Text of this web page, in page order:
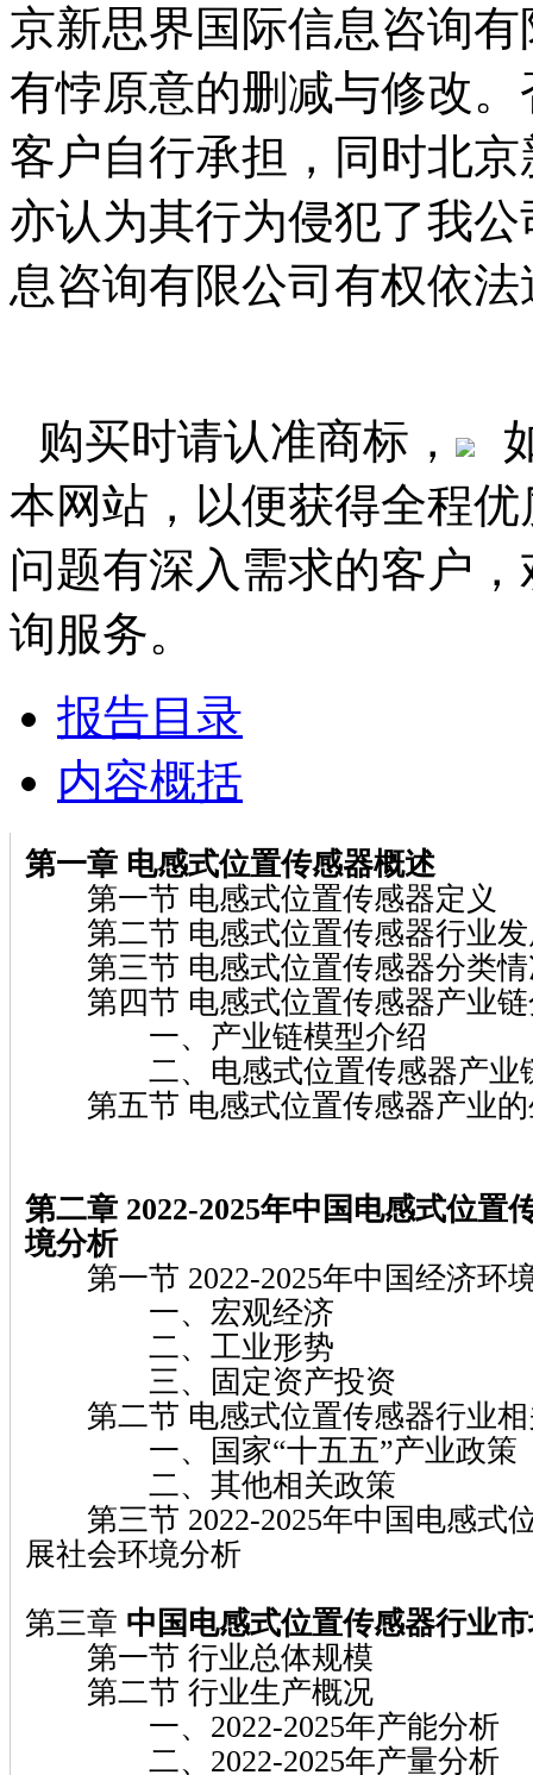
京新思界国际信息咨询
有悖原意的删减与修改
客户自行承担，同时北
亦认为其行为侵犯了我
息咨询有限公司有权依
购买时请认准商标，
本网站，以便获得全程
问题有深入需求的客户
询服务。
报告目录
内容概括
第一章 电感式位置传感器概述
第一节 电感式位置传感器定义
第二节 电感式位置传感器行业发
第三节 电感式位置传感器分类情
第四节 电感式位置传感器产业链
一、产业链模型介绍
二、电感式位置传感器产业
第五节 电感式位置传感器产业的
第二章 2022-2025年中国电感式位置
境分析
第一节 2022-2025年中国经济环
一、宏观经济
二、工业形势
三、固定资产投资
第二节 电感式位置传感器行业相
一、国家“十五五”产业政策
二、其他相关政策
第三节 2022-2025年中国电感式
展社会环境分析
第三章 中国电感式位置传感器行业
第一节 行业总体规模
第二节 行业生产概况
一、2022-2025年产能分析
二、2022-2025年产量分析